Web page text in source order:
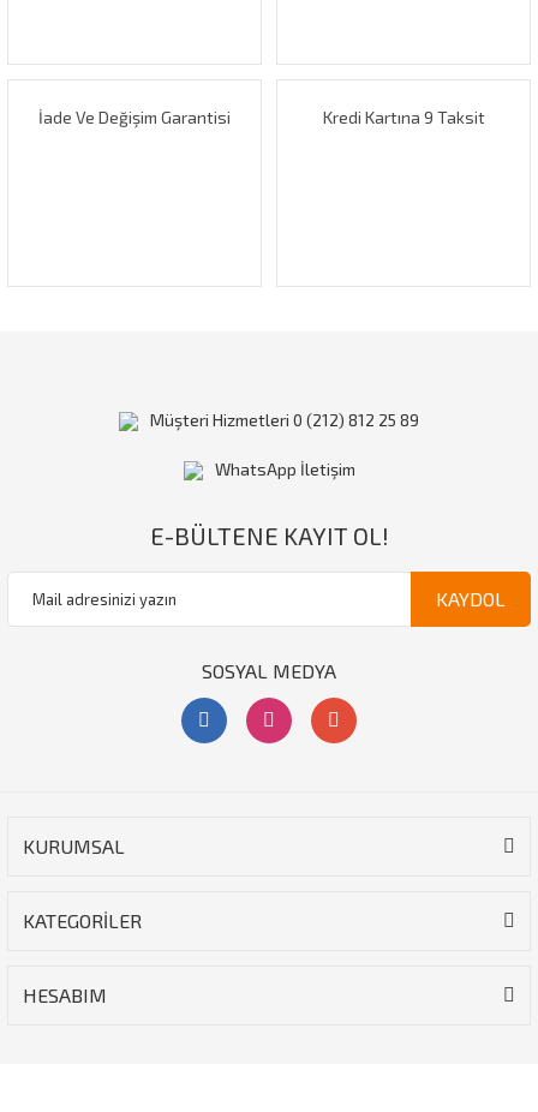
İade Ve Değişim Garantisi Kredi Kartına 9 Taksit
KURUMSAL
KATEGORİLER
HESABIM
Müşteri Hizmetleri 0 (212) 812 25 89
WhatsApp İletişim
E-BÜLTENE KAYIT OL!
KAYDOL
SOSYAL MEDYA